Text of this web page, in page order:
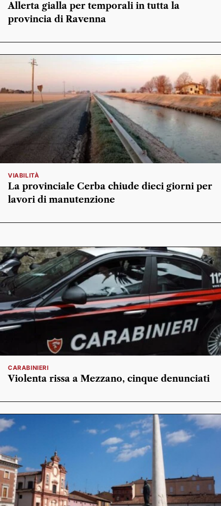
Allerta gialla per temporali in tutta la
provincia di Ravenna
VIABILITÀ
La provinciale Cerba chiude dieci giorni per
lavori di manutenzione
CARABINIERI
Violenta rissa a Mezzano, cinque denunciati